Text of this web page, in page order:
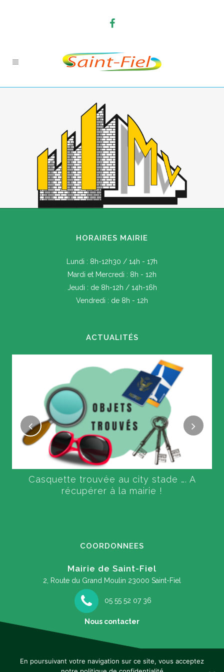
HORAIRES MAIRIE
Lundi : 8h-12h30 / 14h - 17h
Mardi et Mercredi : 8h - 12h
Jeudi : de 8h-12h / 14h-16h
Vendredi : de 8h - 12h
ACTUALITÉS
Casquette trouvée au city stade …. A
récupérer à la mairie !
COORDONNEES
Mairie de Saint-Fiel
2, Route du Grand Moulin 23000 Saint-Fiel
05 55 52 07 36
Nous contacter
En poursuivant votre navigation sur ce site, vous acceptez